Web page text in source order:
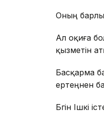
Оның
Ал оқиға
қызметін
Басқарма
ертеңнен
Бүгін Ішкі